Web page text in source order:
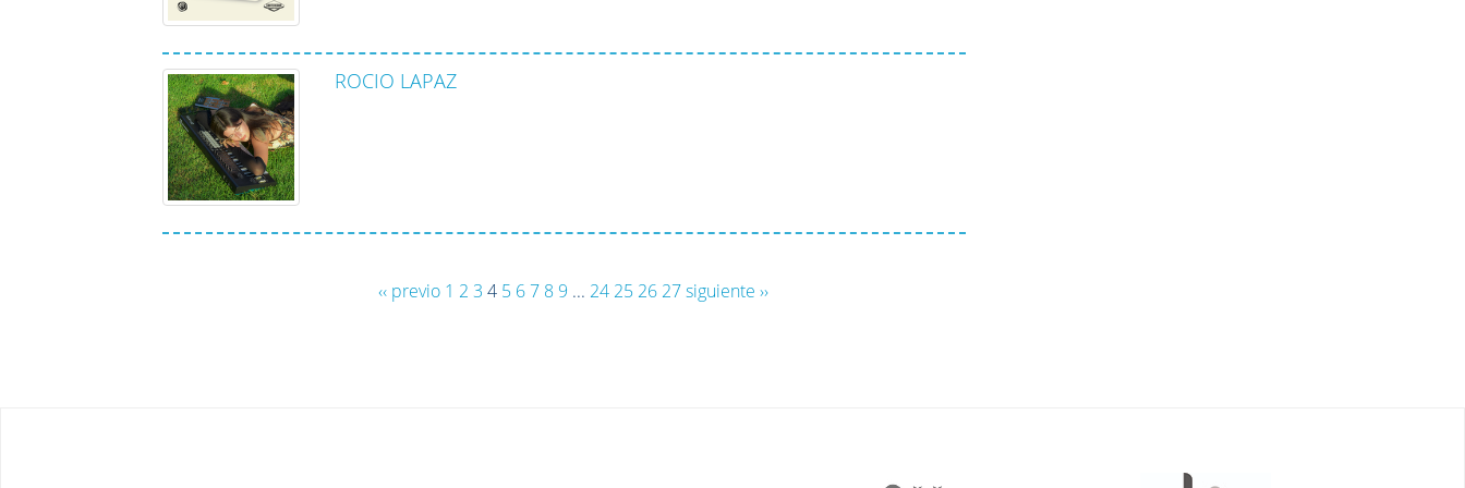
ROCIO LAPAZ
‹‹ previo 1 2 3 4 5 67 8 9 ... 24 25 26 27siguiente ››